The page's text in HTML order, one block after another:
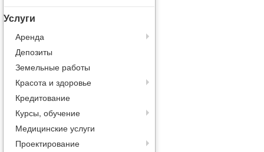
Услуги
Аренда
Депозиты
Земельные работы
Красота и здоровье
Кредитование
Курсы, обучение
Медицинские услуги
Проектирование